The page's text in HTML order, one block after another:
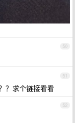
50
51
？求个链接看看
52